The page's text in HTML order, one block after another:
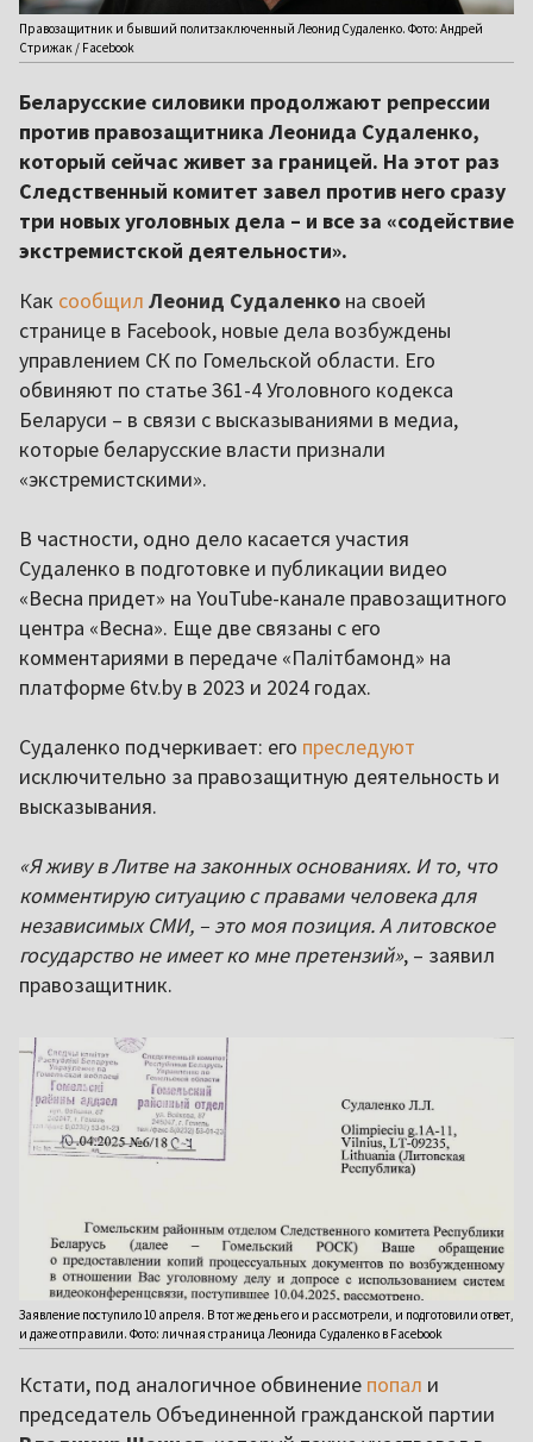
Правозащитник и бывший политзаключенный Леонид Судаленко. Фото: Андрей
Стрижак / Facebook
Беларусские силовики продолжают репрессии
против правозащитника Леонида Судаленко,
который сейчас живет за границей. На этот раз
Следственный комитет завел против него сразу
три новых уголовных дела – и все за «содействие
экстремистской деятельности».
Как сообщил Леонид Судаленко на своей
странице в Facebook, новые дела возбуждены
управлением СК по Гомельской области. Его
обвиняют по статье 361-4 Уголовного кодекса
Беларуси – в связи с высказываниями в медиа,
которые беларусские власти признали
«экстремистскими».
В частности, одно дело касается участия
Судаленко в подготовке и публикации видео
«Весна придет» на YouTube-канале правозащитного
центра «Весна». Еще две связаны с его
комментариями в передаче «Палітбамонд» на
платформе 6tv.by в 2023 и 2024 годах.
Судаленко подчеркивает: его преследуют
исключительно за правозащитную деятельность и
высказывания.
«Я живу в Литве на законных основаниях. И то, что
комментирую ситуацию с правами человека для
независимых СМИ, – это моя позиция. А литовское
государство не имеет ко мне претензий», – заявил
правозащитник.
Заявление поступило 10 апреля. В тот же день его и рассмотрели, и подготовили ответ,
и даже отправили. Фото: личная страница Леонида Судаленко в Facebook
Кстати, под аналогичное обвинение попал и
председатель Объединенной гражданской партии